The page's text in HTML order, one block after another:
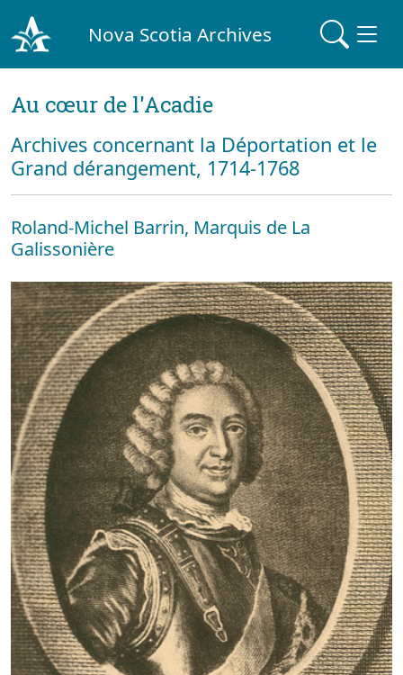
Nova Scotia Archives
Au cœur de l'Acadie
Archives concernant la Déportation et le
Grand dérangement, 1714-1768
Roland-Michel Barrin, Marquis de La
Galissonière